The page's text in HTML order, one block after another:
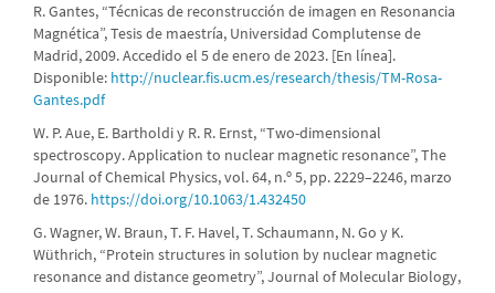
R. Gantes, “Técnicas de reconstrucción de imagen en Resonancia
Magnética”, Tesis de maestría, Universidad Complutense de
Madrid, 2009. Accedido el 5 de enero de 2023. [En línea].
Disponible: http://nuclear.fis.ucm.es/research/thesis/TM-Rosa-
Gantes.pdf
W. P. Aue, E. Bartholdi y R. R. Ernst, “Two-dimensional
spectroscopy. Application to nuclear magnetic resonance”, The
Journal of Chemical Physics, vol. 64, n.º 5, pp. 2229–2246, marzo
de 1976. https://doi.org/10.1063/1.432450
G. Wagner, W. Braun, T. F. Havel, T. Schaumann, N. Go y K.
Wüthrich, “Protein structures in solution by nuclear magnetic
resonance and distance geometry”, Journal of Molecular Biology,